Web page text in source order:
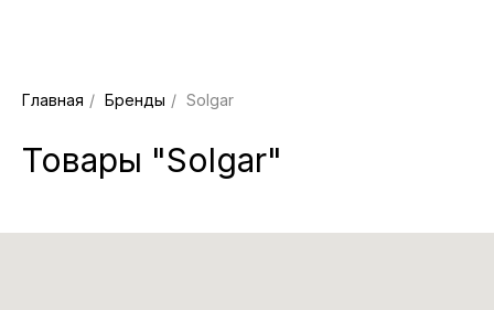
Главная / Бренды / Solgar
Товары "Solgar"